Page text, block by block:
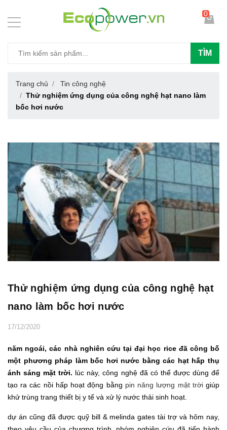
TÌM
0
Trang chủ
Tin công nghệ
Thử nghiệm ứng dụng của công nghệ hạt nano làm
bốc hơi nước
Thử nghiệm ứng dụng của công nghệ hạt
nano làm bốc hơi nước
17/12/2020
năm ngoái, các nhà nghiên cứu tại đại học rice đã công bố
một phương pháp làm bốc hơi nước bằng các hạt hấp thụ
ánh sáng mặt trời. lúc này, công nghệ đã có thể được dùng để
tạo ra các nồi hấp hoạt động bằng pin năng lượng mặt trờigiúp
khử trùng trang thiết bị y tế và xử lý nước thải sinh hoạt.
dự án cũng đã được quỹ bill & melinda gates tài trợ và hôm nay,